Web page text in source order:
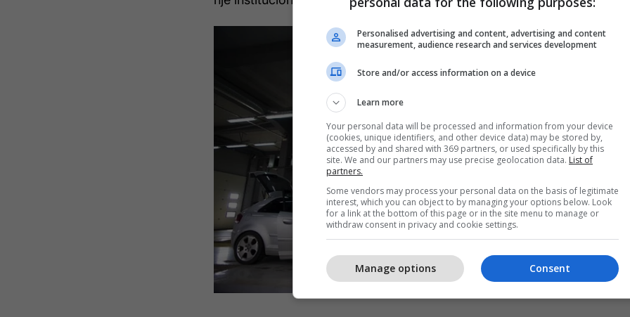
Personalised advertising and content, advertising and content
measurement, audience research and services development
Store and/or access information on a device
Learn more
Your personal data will be processed and information from your device
(cookies, unique identifiers, and other device data) may be stored by,
accessed by and shared with 369 partners, or used specifically by this
site. We and our partners may use precise geolocation data. List of
partners.
Some vendors may process your personal data on the basis of legitimate
interest, which you can object to by managing your options below. Look
for a link at the bottom of this page or in the site menu to manage or
withdraw consent in privacy and cookie settings.
Consent
Manage options